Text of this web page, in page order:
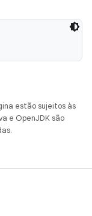
estão sujeitos às
e OpenJDK são